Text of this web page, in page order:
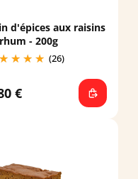
d'épices aux raisins
- 200g
(26)
€